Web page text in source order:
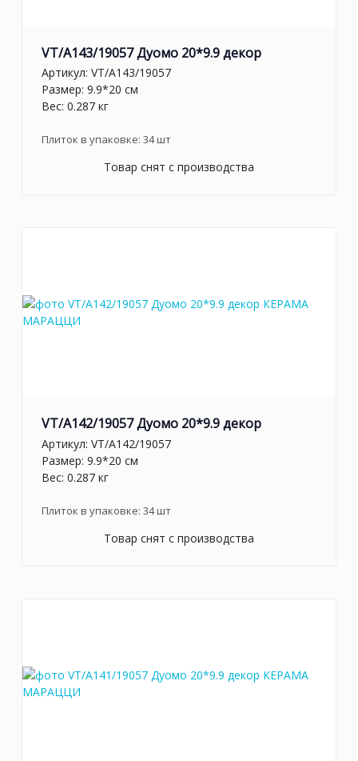
VT/A143/19057 Дуомо 20*9.9 декор
Артикул: VT/A143/19057
Размер: 9.9*20 см
Вес: 0.287 кг
Плиток в упаковке: 34шт
Товар снят с производства
VT/A142/19057 Дуомо 20*9.9 декор
Артикул: VT/A142/19057
Размер: 9.9*20 см
Вес: 0.287 кг
Плиток в упаковке: 34шт
Товар снят с производства